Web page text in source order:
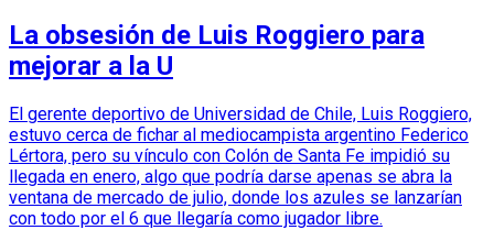
La obsesión de Luis Roggiero para
mejorar a la U
El gerente deportivo de Universidad de Chile, Luis Roggiero,
estuvo cerca de fichar al mediocampista argentino Federico
Lértora, pero su vínculo con Colón de Santa Fe impidió su
llegada en enero, algo que podría darse apenas se abra la
ventana de mercado de julio, donde los azules se lanzarían
con todo por el 6 que llegaría como jugador libre.